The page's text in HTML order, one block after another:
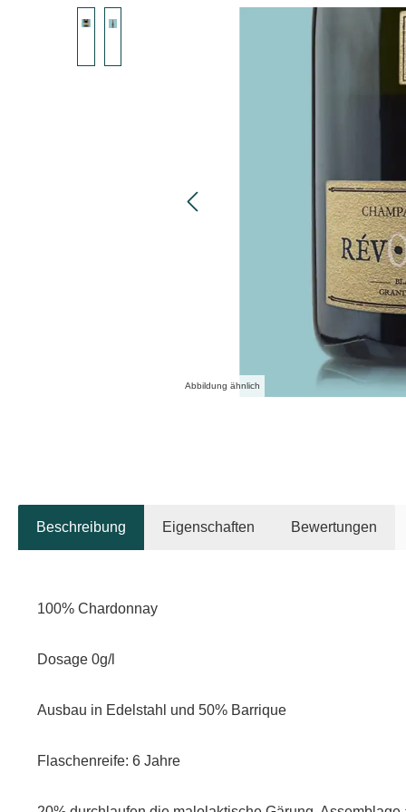
Bildergalerie überspringen
Abbildung ähnlich
Beschreibung Eigenschaften Bewertungen
100% Chardonnay
Dosage 0g/l
Ausbau in Edelstahl und 50% Barrique
Flaschenreife: 6 Jahre